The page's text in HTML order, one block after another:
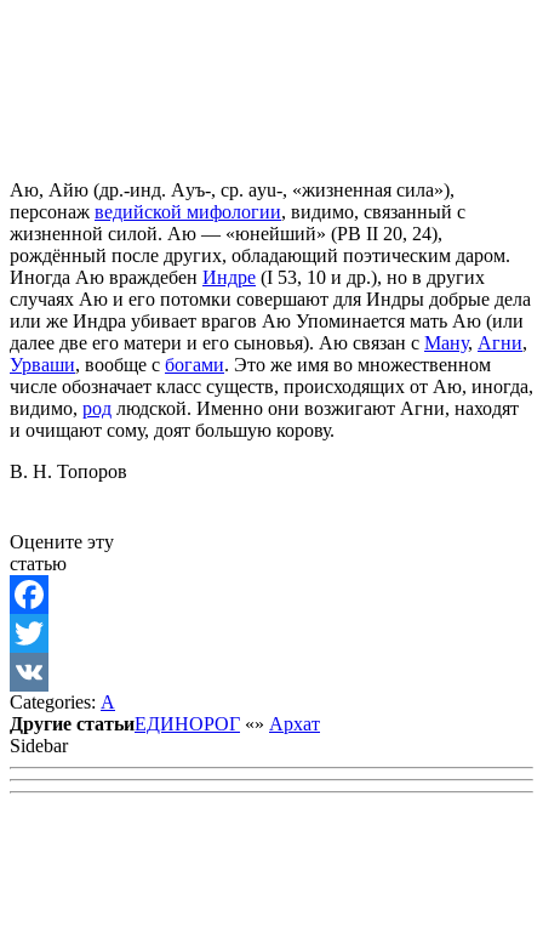
Аю, Айю (др.-инд. Aуъ-, ср. aуu-, «жизненная сила»),
персонаж ведийской мифологии, видимо, связанный с
жизненной силой. Аю — «юнейший» (РВ II 20, 24),
рождённый после других, обладающий поэтическим даром.
Иногда Аю враждебен Индре (I 53, 10 и др.), но в других
случаях Аю и его потомки совершают для Индры добрые дела
или же Индра убивает врагов Аю Упоминается мать Аю (или
далее две его матери и его сыновья). Аю связан с Ману, Агни,
Урваши, вообще с богами. Это же имя во множественном
числе обозначает класс существ, происходящих от Аю, иногда,
видимо, род людской. Именно они возжигают Агни, находят
и очищают сому, доят большую корову.
В. Н. Топоров
Оцените эту
статью
Facebook
Twitter
VK
Categories: А
Другие статьиЕДИНОРОГ «» Архат
Sidebar